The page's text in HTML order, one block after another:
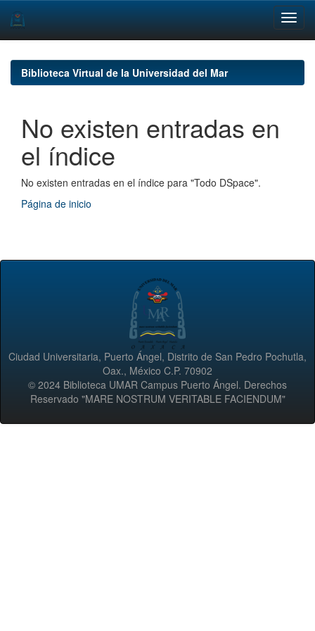
navigationBiblioteca Virtual de la Universidad del Mar
No existen entradas en
el índice
No existen entradas en el índice para "Todo DSpace".
Página de inicio
Ciudad Universitaria, Puerto Ángel, Distrito de San Pedro Pochutla,
Oax., México C.P. 70902
© 2024 Biblioteca UMAR Campus Puerto Ángel. Derechos
Reservado "MARE NOSTRUM VERITABLE FACIENDUM"